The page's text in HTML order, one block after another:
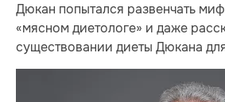
Дюкан попытался развенчать
«мясном диетологе» и даже
существовании диеты Дюкана